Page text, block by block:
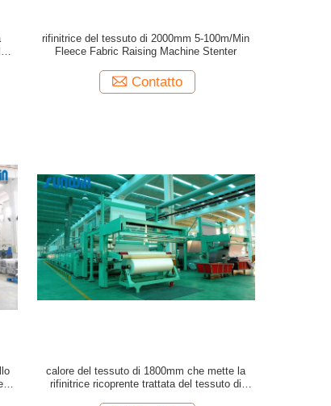
rifinitrice del tessuto di 2000mm 5-100m/Min
Fleece Fabric Raising Machine Stenter
Contatto
di
calore del tessuto di 1800mm che mette la
rifinitrice ricoprente trattata del tessuto di